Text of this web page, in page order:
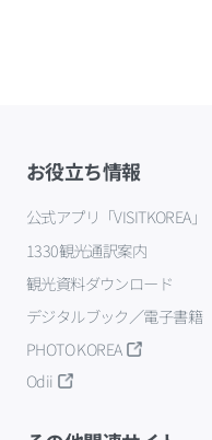
お役立ち情報
公式アプリ「VISITKOREA」
1330観光通訳案内
観光資料ダウンロード
デジタルブック／電子書籍
PHOTO KOREA
Odii